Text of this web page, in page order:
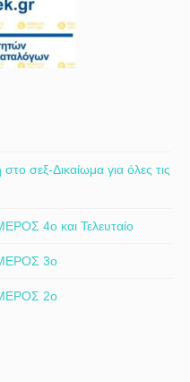
σεξ-Δικαίωμα για όλες τις
4ο και Τελευταίο
3ο
2ο